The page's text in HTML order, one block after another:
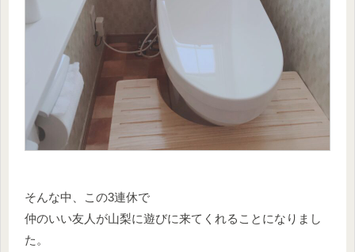
そんな中、この3連休で
仲のいい友人が山梨に遊びに来てくれることになりまし
た。